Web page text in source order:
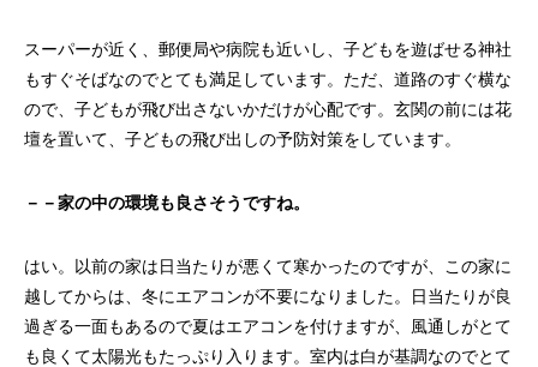
スーパーが近く、郵便局や病院も近いし、子どもを遊ばせる神社
もすぐそばなのでとても満足しています。ただ、道路のすぐ横な
ので、子どもが飛び出さないかだけが心配です。玄関の前には花
壇を置いて、子どもの飛び出しの予防対策をしています。
－－家の中の環境も良さそうですね。
はい。以前の家は日当たりが悪くて寒かったのですが、この家に
越してからは、冬にエアコンが不要になりました。日当たりが良
過ぎる一面もあるので夏はエアコンを付けますが、風通しがとて
も良くて太陽光もたっぷり入ります。室内は白が基調なのでとて